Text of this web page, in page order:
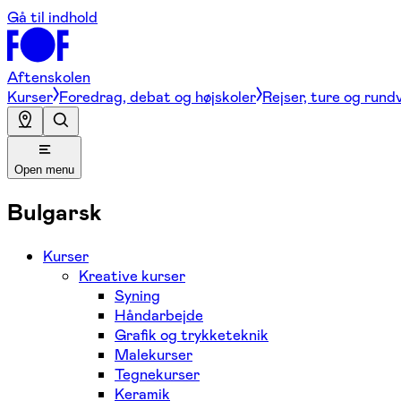
Gå til indhold
Aftenskolen
Kurser Foredrag, debat og højskoler Rejser, ture og
Open menu
Bulgarsk
Kurser
Kreative kurser
Syning
Håndarbejde
Grafik og trykketeknik
Malekurser
Tegnekurser
Keramik